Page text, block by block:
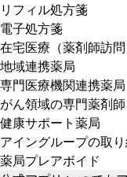
リフィル処方箋
電子処方箋
在宅医療（薬剤師訪問
地域連携薬局
専門医療機関連携薬局
がん領域の専門薬剤師
健康サポート薬局
アイングループの取
薬局プレアボイド